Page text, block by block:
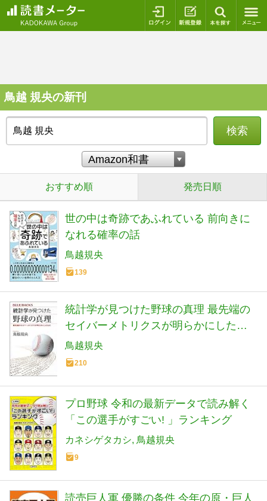
ログイン 新規登録
鳥越 規央の新刊
検索
おすすめ順 発売日順
世の中は奇跡であふれている 前向きに
なれる確率の話
鳥越規央
139
統計学が見つけた野球の真理 最先端の
セイバーメトリクスが明らかにしたも
の (ブルーバックス 2195)
鳥越規央
210
プロ野球 令和の最新データで読み解く
「この選手がすごい! 」ランキング
カネシゲタカシ 鳥越規央
9
読売巨人軍 優勝の条件 今年の原・巨人